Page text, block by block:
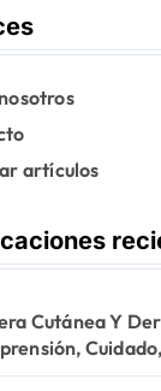
artículos
Cutánea Y